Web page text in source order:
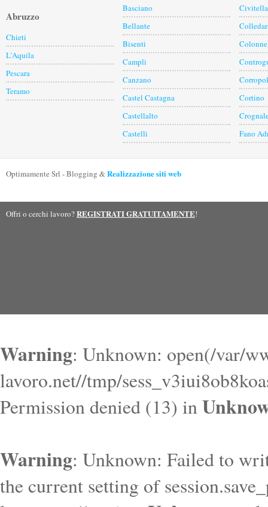
Abruzzo
Chieti
L'Aquila
Pescara
Teramo
Basciano
Bellante
Bisenti
Campli
Canzano
Castel Castagna
Castellalto
Castelli
Cortino
Fano
Optimamente Srl - Blogging &Realizzazione siti web
Offri o cerchi lavoro?REGISTRATI GRATUITAMENTE!
Warning: Unknown: open(/var/
lavoro.net//tmp/
Permission denied (13) in
Warning: Unknown: Failed to
the current setting of